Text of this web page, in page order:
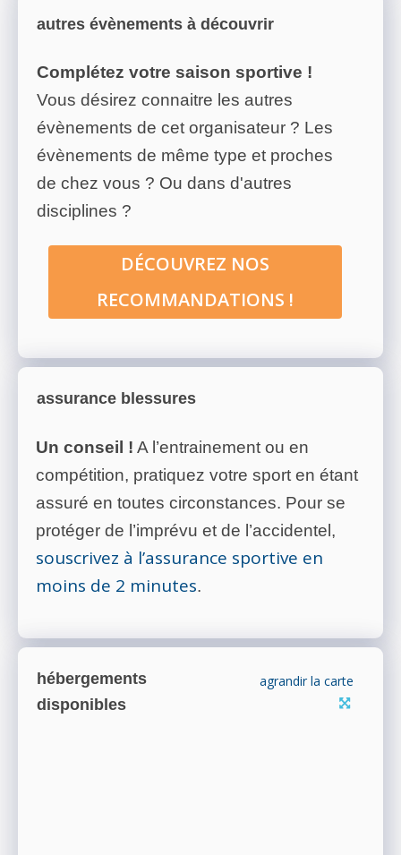
autres évènements à découvrir
Complétez votre saison sportive !
Vous désirez connaitre les autres
évènements de cet organisateur ? Les
évènements de même type et proches
de chez vous ? Ou dans d'autres
disciplines ?
DÉCOUVREZ NOS
RECOMMANDATIONS !
assurance blessures
Un conseil ! A l’entrainement ou en
compétition, pratiquez votre sport en étant
assuré en toutes circonstances. Pour se
protéger de l’imprévu et de l’accidentel,
souscrivez à l’assurance sportive en
moins de 2 minutes.
hébergements
disponibles
agrandir la carte